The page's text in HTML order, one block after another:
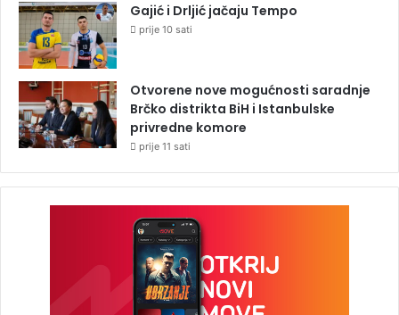
Gajić i Drljić jačaju Tempo
prije 10 sati
Otvorene nove mogućnosti saradnje
Brčko distrikta BiH i Istanbulske
privredne komore
prije 11 sati